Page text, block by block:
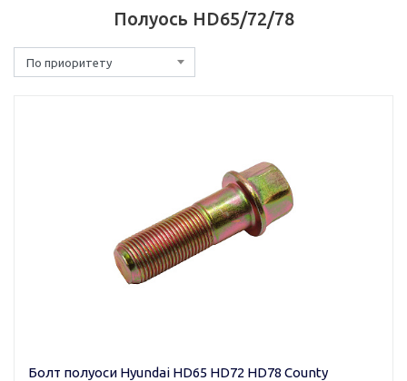
Полуось HD65/72/78
По приоритету
Болт полуоси Hyundai HD65 HD72 HD78 County